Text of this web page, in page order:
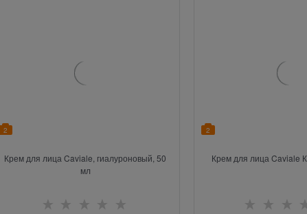
2
Крем для лица Caviale, гиалуроновый, 50
мл
2
Крем для лица Caviale